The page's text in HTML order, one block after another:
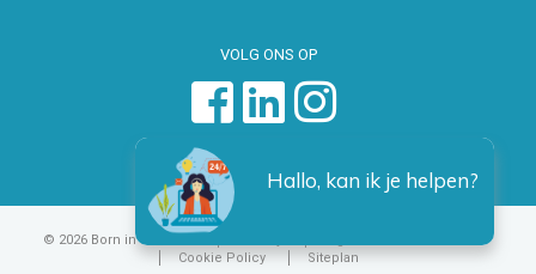
VOLG ONS OP
Hallo, kan ik je helpen?
© 2026 Born in Brussels
Cookie Policy
Siteplan